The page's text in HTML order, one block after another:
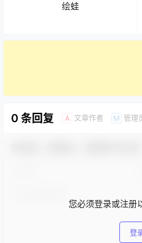
绘蛙
0 条回复 A 文章作者 M 管理
您必须登录或注册
登